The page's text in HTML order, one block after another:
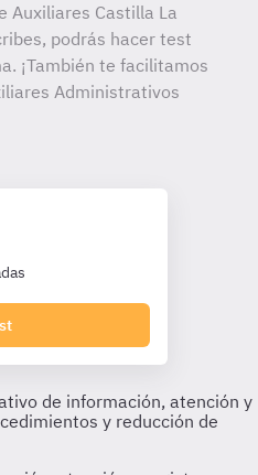
Auxiliares Castilla La
podrás hacer test
¡También te facilitamos
Administrativos